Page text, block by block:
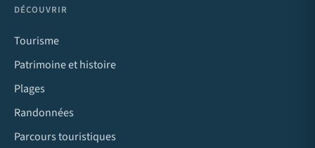
DÉCOUVRIR
Tourisme
Patrimoine et histoire
Plages
Randonnées
Parcours touristiques